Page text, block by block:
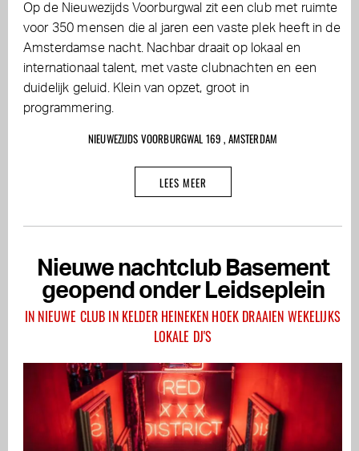
Op de Nieuwezijds Voorburgwal zit een club met ruimte
voor 350 mensen die al jaren een vaste plek heeft in de
Amsterdamse nacht. Nachbar draait op lokaal en
internationaal talent, met vaste clubnachten en een
duidelijk geluid. Klein van opzet, groot in
programmering.
NIEUWEZIJDS VOORBURGWAL 169 , AMSTERDAM
LEES MEER
Nieuwe nachtclub Basement
geopend onder Leidseplein
IN NIEUWE CLUB IN KELDER HEINEKEN HOEK DRAAIEN WEKELIJKS
LOKALE DJ'S